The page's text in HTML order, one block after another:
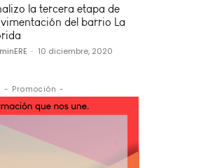
la tercera etapa de
del barrio La
- 10 diciembre, 2020
- Promoción -